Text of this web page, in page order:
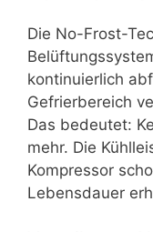
Die No-Frost-
kontinuierlich
Gefrierbereich
Das bedeutet:
mehr. Die
Kompressor
Lebensdauer